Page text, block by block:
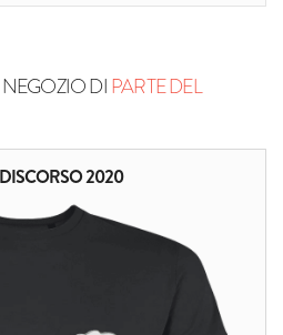
DIPARTE DEL
DISCORSO 2020